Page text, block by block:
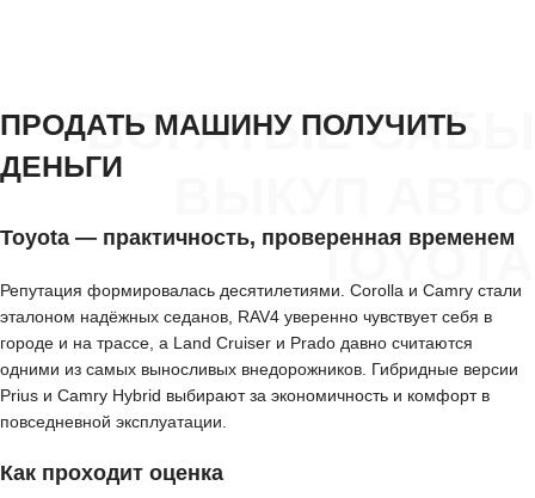
БОГАТЫЕ САБЫ
TOYOTA
ПРОДАТЬ МАШИНУ ПОЛУЧИТЬ
ДЕНЬГИ
Toyota — практичность, проверенная временем
Репутация формировалась десятилетиями. Corolla и Camry стали
эталоном надёжных седанов, RAV4 уверенно чувствует себя в
городе и на трассе, а Land Cruiser и Prado давно считаются
одними из самых выносливых внедорожников. Гибридные версии
Prius и Camry Hybrid выбирают за экономичность и комфорт в
повседневной эксплуатации.
Как проходит оценка